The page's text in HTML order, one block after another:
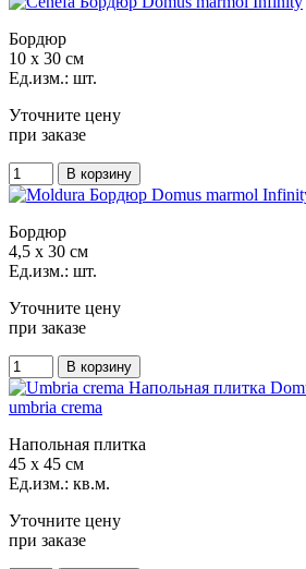
Бордюр
10 x 30 см
Ед.изм.: шт.
Уточните цену
при заказе
Бордюр
4,5 x 30 см
Ед.изм.: шт.
Уточните цену
при заказе
umbria crema
Напольная плитка
45 x 45 см
Ед.изм.: кв.м.
Уточните цену
при заказе